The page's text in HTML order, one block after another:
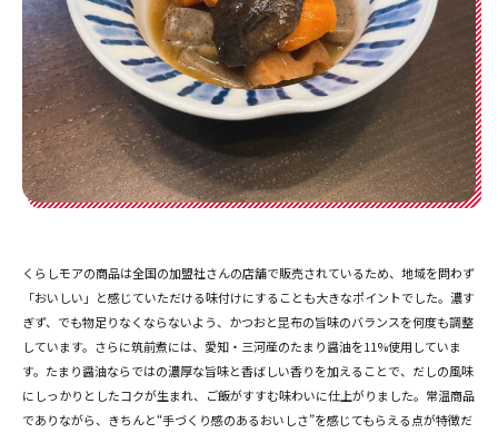
くらしモアの商品は全国の加盟社さんの店舗で販売されているため、地域を問わず
「おいしい」と感じていただける味付けにすることも大きなポイントでした。濃す
ぎず、でも物足りなくならないよう、かつおと昆布の旨味のバランスを何度も調整
しています。さらに筑前煮には、愛知・三河産のたまり醤油を11%使用していま
す。たまり醤油ならではの濃厚な旨味と香ばしい香りを加えることで、だしの風味
にしっかりとしたコクが生まれ、ご飯がすすむ味わいに仕上がりました。常温商品
でありながら、きちんと“手づくり感のあるおいしさ”を感じてもらえる点が特徴だ